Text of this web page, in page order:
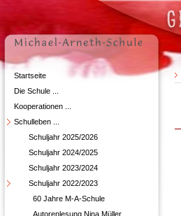
Startseite
Die Schule ...
Kooperationen ...
Schulleben ...
Schuljahr 2025/2026
Schuljahr 2024/2025
Schuljahr 2023/2024
Schuljahr 2022/2023
60 Jahre M-A-Schule
Autorenlesung Nina Müller